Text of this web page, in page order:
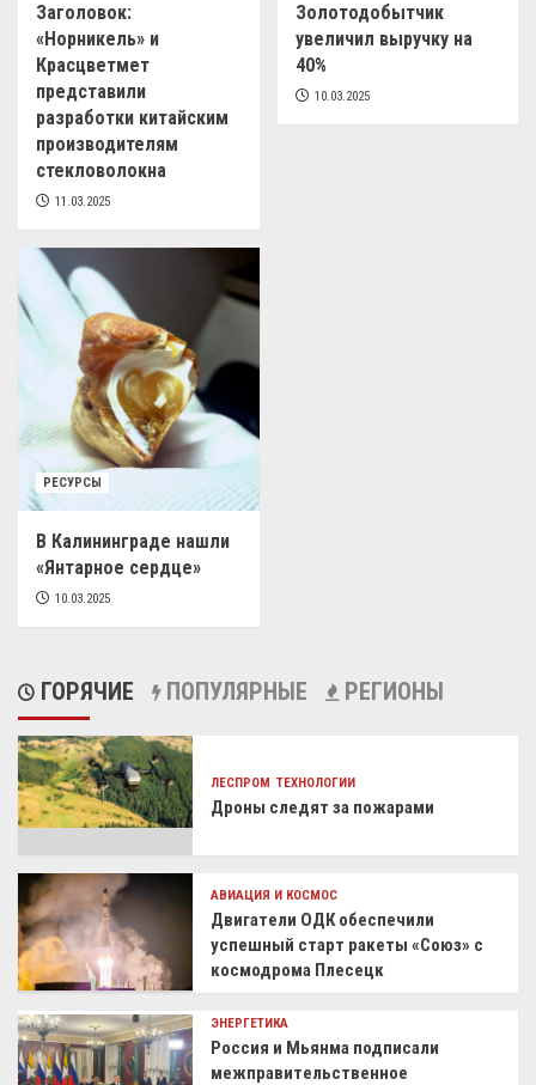
Заголовок:
«Норникель» и
Красцветмет
представили
разработки китайским
производителям
стекловолокна
11.03.2025
Золотодобытчик
увеличил выручку на
40%
10.03.2025
РЕСУРСЫ
В Калининграде нашли
«Янтарное сердце»
10.03.2025
ГОРЯЧИЕ ПОПУЛЯРНЫЕ РЕГИОНЫ
ЛЕСПРОМ ТЕХНОЛОГИИ
Дроны следят за пожарами
АВИАЦИЯ И КОСМОС
Двигатели ОДК обеспечили
успешный старт ракеты «Союз» с
космодрома Плесецк
ЭНЕРГЕТИКА
Россия и Мьянма подписали
межправительственное